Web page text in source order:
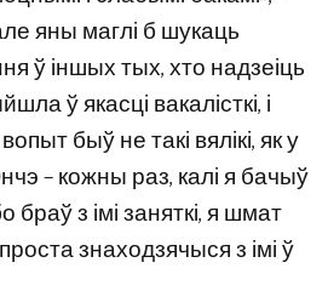
яны маглі б шукаць
ў іншых тых, хто надзеіць
ў якасці вакалісткі, і
быў не такі вялікі, як у
– кожны раз, калі я бачыў
браў з імі заняткі, я шмат
знаходзячыся з імі ў